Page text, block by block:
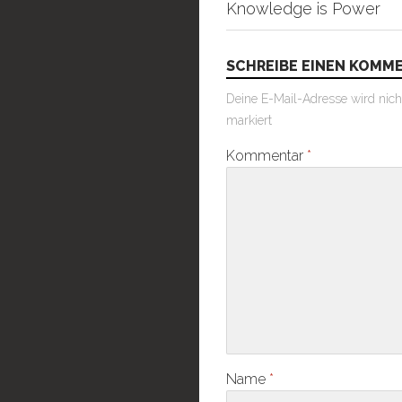
Knowledge is Power
SCHREIBE EINEN
Deine E-Mail-Adresse wird
markiert
Kommentar *
Name *